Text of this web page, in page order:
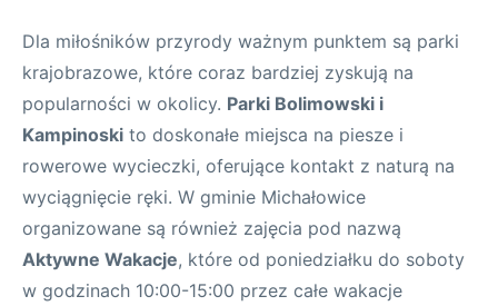
Dla miłośników przyrody ważnym punktem są parki
krajobrazowe, które coraz bardziej zyskują na
popularności w okolicy. Parki Bolimowski i
Kampinoski to doskonałe miejsca na piesze i
rowerowe wycieczki, oferujące kontakt z naturą na
wyciągnięcie ręki. W gminie Michałowice
organizowane są również zajęcia pod nazwą
Aktywne Wakacje, które od poniedziałku do soboty
w godzinach 10:00-15:00 przez całe wakacje